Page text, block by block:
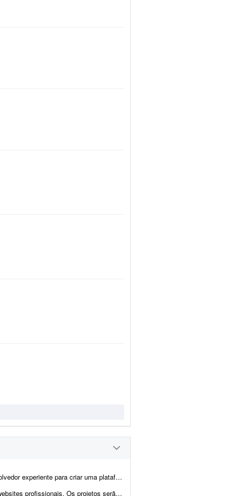
ambiental em tempo real, com foco principal na visualização de focos de incêndi...
principalmente para pequenas e médias empresas...